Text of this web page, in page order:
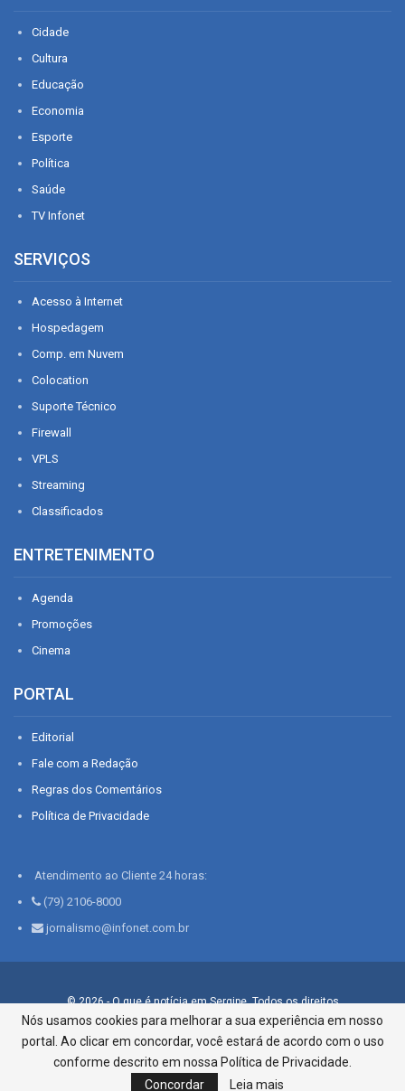
Cidade
Cultura
Educação
Economia
Esporte
Política
Saúde
TV Infonet
SERVIÇOS
Acesso à Internet
Hospedagem
Comp. em Nuvem
Colocation
Suporte Técnico
Firewall
VPLS
Streaming
Classificados
ENTRETENIMENTO
Agenda
Promoções
Cinema
PORTAL
Editorial
Fale com a Redação
Regras dos Comentários
Política de Privacidade
Atendimento ao Cliente 24 horas:
(79) 2106-8000
jornalismo@infonet.com.br
© 2026 - O que é notícia em Sergipe. Todos os direitos
reservados.
Infonet - Rua Monsenhor Silveira 276, Bairro São José |
Aracaju-SE, CEP 49015-030, Fone: 79.2106.8000 - CI Centro de
Informações LTDA
Nós usamos cookies para melhorar a sua experiência em nosso
portal. Ao clicar em concordar, você estará de acordo com o uso
conforme descrito em nossa Política de Privacidade.
Concordar
Leia mais